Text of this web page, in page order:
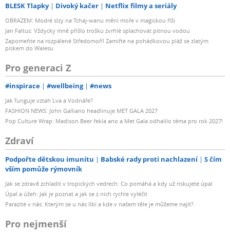
BLESK Tlapky Divoký kačer Netflix filmy a seriály
OBRAZEM: Modré slzy na Tchaj-wanu mění moře v magickou říši
Jan Faltus: Vždycky mně přišlo trošku zvrhlé splachovat pitnou vodou
Zapomeňte na rozpálené Středomoří! Zamiřte na pohádkovou pláž se zlatým
pískem do Walesu
Pro generaci Z
#inspirace #wellbeing #news
Jak funguje vztah Lva a Vodnáře?
FASHION NEWS: John Galliano headlinuje MET GALA 2027
Pop Culture Wrap: Madison Beer řekla ano a Met Gala odhalilo téma pro rok 2027!
Zdraví
Podpořte dětskou imunitu Babské rady proti nachlazení
S čím
vším pomůže rýmovník
Jak se zdravě zchladit v tropických vedrech: Co pomáhá a kdy už riskujete úpal
Úpal a úžeh: Jak je poznat a jak se z nich rychle vyléčit
Parazité v nás: Kterým se u nás líbí a kde v našem těle je můžeme najít?
Pro nejmenší